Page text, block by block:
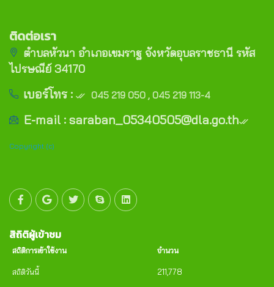
ติดต่อเรา
ตำบลหัวนา อำเภอเขมราฐ จังหวัดอุบลราชธานี รหัส
ไปรษณีย์ 34170
เบอร์โทร : 045 219 050 , 045 219 113-4
E-mail : saraban_05340505@dla.go.th
Copyright (c)
สิถิติผู้เข้าชม
สถิติการเข้าใช้งาน จำนวน
สถิติวันนี้ 211,778